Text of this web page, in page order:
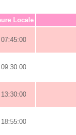
Locale
07:45:00
09:30:00
13:30:00
18:55:00